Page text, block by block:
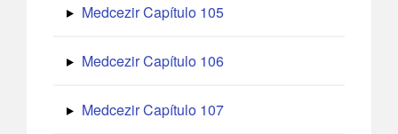
Medcezir Capítulo 105
Medcezir Capítulo 106
Medcezir Capítulo 107